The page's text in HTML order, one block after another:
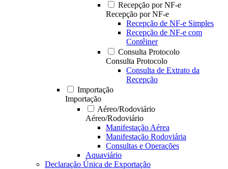
Recepção por NF-e
Recepção por NF-e
Recepção de NF-e Simples
Recepção de NF-e com
Contêiner
Consulta Protocolo
Consulta Protocolo
Consulta de Extrato da
Recepção
Importação
Importação
Aéreo/Rodoviário
Aéreo/Rodoviário
Manifestação Aérea
Manifestação Rodoviária
Consultas e Operações
Aquaviário
Declaração Única de Exportação